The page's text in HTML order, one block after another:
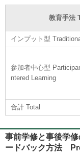
教育手法
インプット型
参加者中心型
ntered Learning
合計 Total
事前学修と事後学
ードバック方法